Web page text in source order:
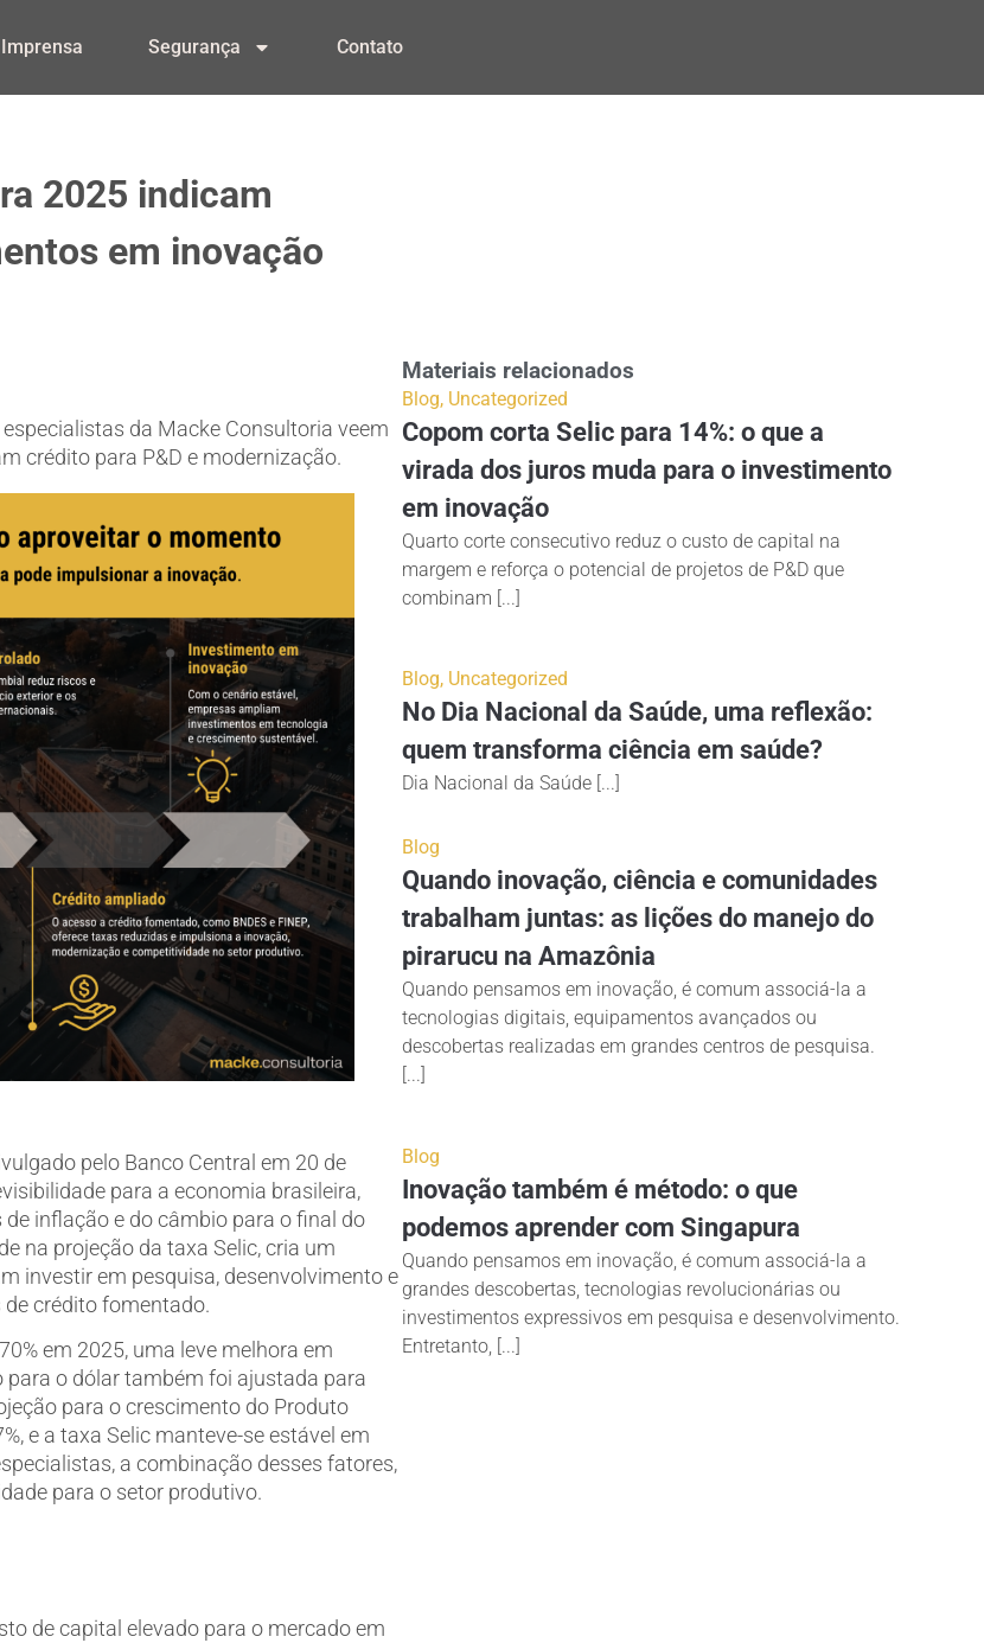
Imprensa Segurança Contato
2025 indicam
em inovação
da Macke Consultoria veem
crédito para P&D e modernização.
pelo Banco Central em 20 de
para a economia brasileira,
inflação e do câmbio para o final do
na projeção da taxa Selic, cria um
investir em pesquisa, desenvolvimento e
crédito fomentado.
em 2025, uma leve melhora em
para o dólar também foi ajustada para
para o crescimento do Produto
e a taxa Selic manteve-se estável em
a combinação desses fatores,
para o setor produtivo.
de capital elevado para o mercado em
Materiais relacionados
Blog, Uncategorized
Copom corta Selic para 14%: o que a
virada dos juros muda para o investimento
em inovação
Quarto corte consecutivo reduz o custo de capital na
margem e reforça o potencial de projetos de P&D que
combinam [...]
Blog, Uncategorized
No Dia Nacional da Saúde, uma reflexão:
quem transforma ciência em saúde?
Dia Nacional da Saúde [...]
Blog
Quando inovação, ciência e comunidades
trabalham juntas: as lições do manejo do
pirarucu na Amazônia
Quando pensamos em inovação, é comum associá-la a
tecnologias digitais, equipamentos avançados ou
descobertas realizadas em grandes centros de pesquisa.
[...]
Blog
Inovação também é método: o que
podemos aprender com Singapura
Quando pensamos em inovação, é comum associá-la a
grandes descobertas, tecnologias revolucionárias ou
investimentos expressivos em pesquisa e desenvolvimento.
Entretanto, [...]